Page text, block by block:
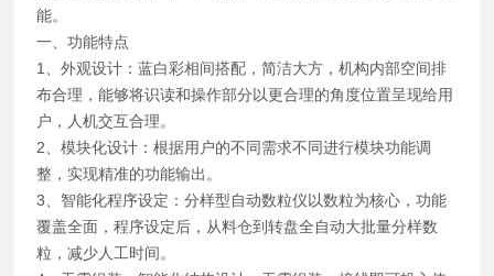
能。
一、功能特点
1、外观设计：蓝白彩相间搭配，简洁大方，机构内部空间排
布合理，能够将识读和操作部分以更合理的角度位置呈现给用
户，人机交互合理。
2、模块化设计：根据用户的不同需求不同进行模块功能调
整，实现精准的功能输出。
3、智能化程序设定：分样型自动数粒仪以数粒为核心，功能
覆盖全面，程序设定后，从料仓到转盘全自动大批量分样数
粒，减少人工时间。